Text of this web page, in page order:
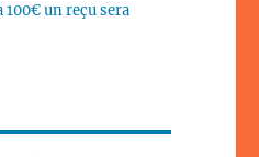
100€ un reçu sera